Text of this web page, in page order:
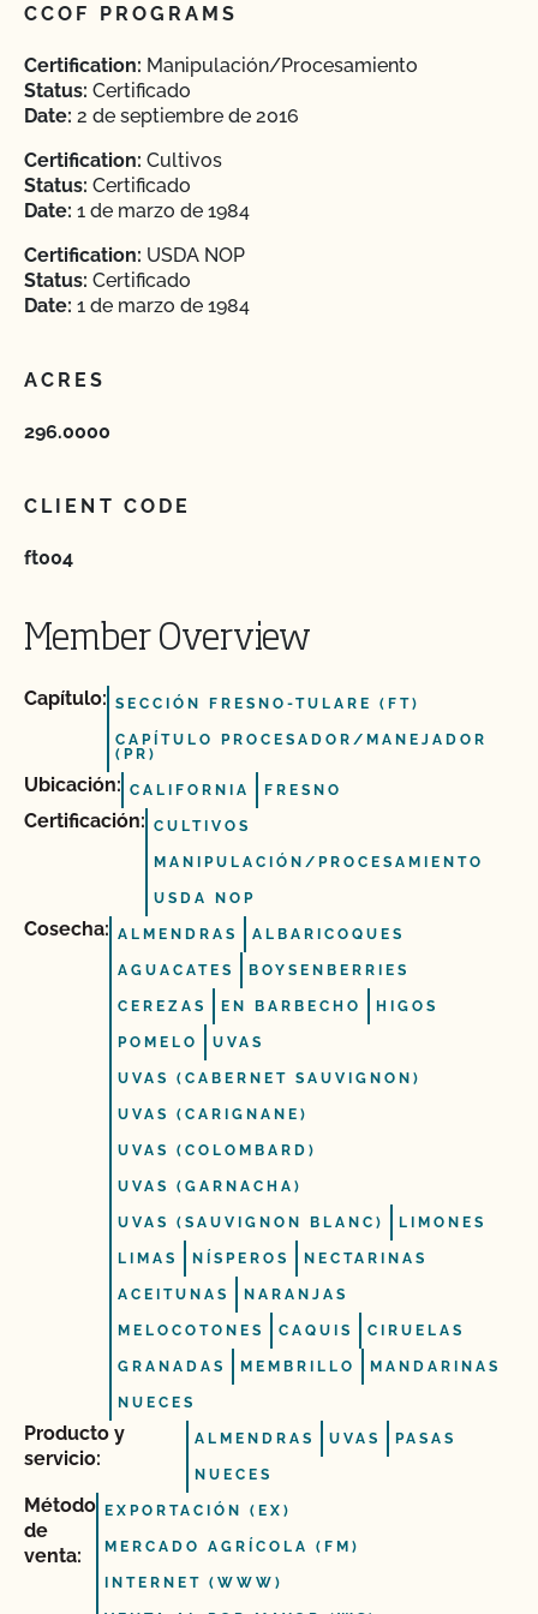
CCOF PROGRAMS
Certification: Manipulación/Procesamiento
Status: Certificado
Date: 2 de septiembre de 2016
Certification: Cultivos
Status: Certificado
Date: 1 de marzo de 1984
Certification: USDA NOP
Status: Certificado
Date: 1 de marzo de 1984
ACRES
296.0000
CLIENT CODE
ft004
Member Overview
Capítulo: SECCIÓN FRESNO-TULARE (FT)
CAPÍTULO PROCESADOR/MANEJADOR
(PR)
Ubicación: CALIFORNIA FRESNO
Certificación: CULTIVOS
MANIPULACIÓN/PROCESAMIENTO
USDA NOP
Cosecha: ALMENDRAS ALBARICOQUES
AGUACATES BOYSENBERRIES
CEREZAS EN BARBECHO HIGOS
POMELO UVAS
UVAS (CABERNET SAUVIGNON)
UVAS (CARIGNANE)
UVAS (COLOMBARD)
UVAS (GARNACHA)
UVAS (SAUVIGNON BLANC) LIMONES
LIMAS NÍSPEROS NECTARINAS
ACEITUNAS NARANJAS
MELOCOTONES CAQUIS CIRUELAS
GRANADAS MEMBRILLO MANDARINAS
NUECES
Producto y
servicio:
ALMENDRAS UVAS PASAS
NUECES
Método
de
venta:
EXPORTACIÓN (EX)
MERCADO AGRÍCOLA (FM)
INTERNET (WWW)